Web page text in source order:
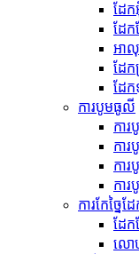
ដែ
ដែក
អា
ដែក​
ដែ
ការបូមធូលី
កា
កា
កា
កា
ការកែច្នៃដ
ដែក
លោ